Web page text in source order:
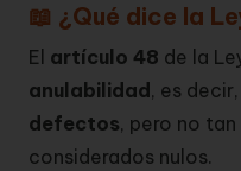
📖 ¿Qué dice la
El artículo 48 de la
anulabilidad , es
defectos, pero no
considerados nulos.